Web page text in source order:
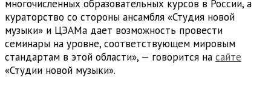
многочисленных образовательных курсов в России, а
кураторство со стороны ансамбля «Студия новой
музыки» и ЦЭАМа дает возможность провести
семинары на уровне, соответствующем мировым
стандартам в этой области», — говорится на сайте
«Студии новой музыки».